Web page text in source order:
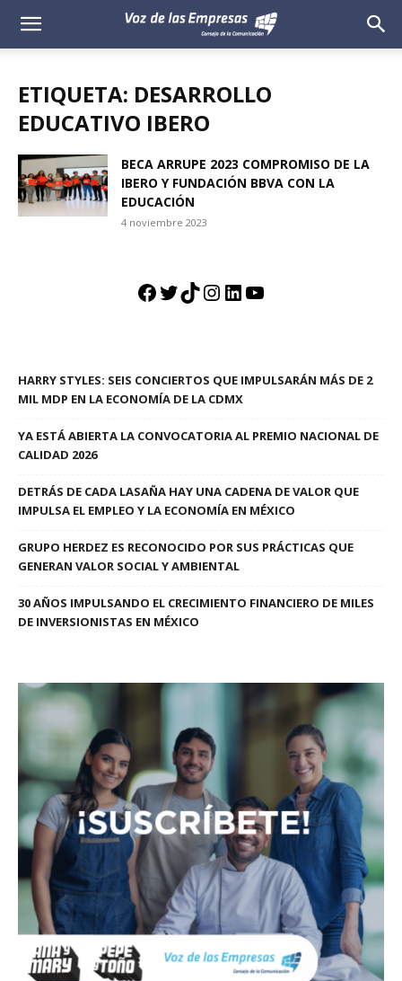
Voz
Empresas
ETIQUETA: DESARROLLO
EDUCATIVO IBERO
BECA ARRUPE 2023 COMPROMISO DE LA
IBERO Y FUNDACIÓN BBVA CON LA
EDUCACIÓN
4 noviembre 2023
Facebook
Twitter
TikTok
Instagram
LinkedIn
YouTube
HARRY STYLES: SEIS CONCIERTOS QUE IMPULSARÁN MÁS DE 2
MIL MDP EN LA ECONOMÍA DE LA CDMX
YA ESTÁ ABIERTA LA CONVOCATORIA AL PREMIO NACIONAL DE
CALIDAD 2026
DETRÁS DE CADA LASAÑA HAY UNA CADENA DE VALOR QUE
IMPULSA EL EMPLEO Y LA ECONOMÍA EN MÉXICO
GRUPO HERDEZ ES RECONOCIDO POR SUS PRÁCTICAS QUE
GENERAN VALOR SOCIAL Y AMBIENTAL
30 AÑOS IMPULSANDO EL CRECIMIENTO FINANCIERO DE MILES
DE INVERSIONISTAS EN MÉXICO